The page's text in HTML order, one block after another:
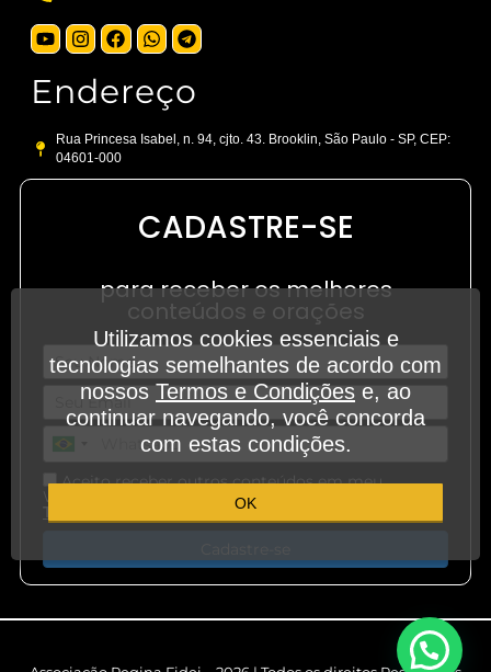
Endereço
Rua Princesa Isabel, n. 94, cjto. 43. Brooklin, São Paulo - SP, CEP:
04601-000
CADASTRE-SE
para receber os melhores
conteúdos e orações
Aceito receber outros conteúdos em meu
WhatsApp e demais aplicativos de mensagem.
Termos e Condições
Utilizamos cookies essenciais e
tecnologias semelhantes de acordo com
nossosTermos e Condiçõese, ao
continuar navegando, você concorda
com estas condições.
OK